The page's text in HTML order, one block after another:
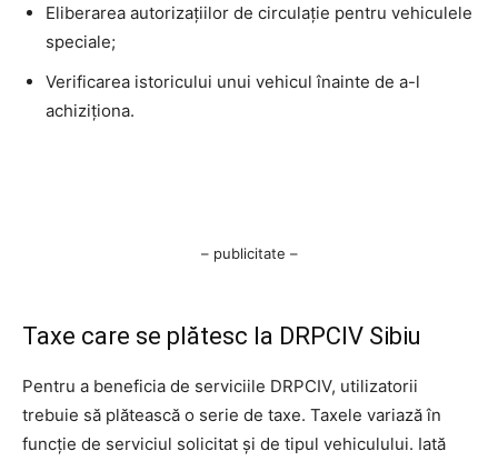
Eliberarea autorizațiilor de circulație pentru vehiculele
speciale;
Verificarea istoricului unui vehicul înainte de a-l
achiziționa.
– publicitate –
Taxe care se plătesc la DRPCIV Sibiu
Pentru a beneficia de serviciile DRPCIV, utilizatorii
trebuie să plătească o serie de taxe. Taxele variază în
funcție de serviciul solicitat și de tipul vehiculului. Iată